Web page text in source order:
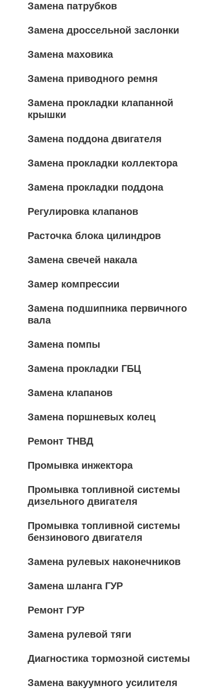
Замена патрубков
Замена дроссельной заслонки
Замена маховика
Замена приводного ремня
Замена прокладки клапанной
крышки
Замена поддона двигателя
Замена прокладки коллектора
Замена прокладки поддона
Регулировка клапанов
Расточка блока цилиндров
Замена свечей накала
Замер компрессии
Замена подшипника первичного
вала
Замена помпы
Замена прокладки ГБЦ
Замена клапанов
Замена поршневых колец
Ремонт ТНВД
Промывка инжектора
Промывка топливной системы
дизельного двигателя
Промывка топливной системы
бензинового двигателя
Замена рулевых наконечников
Замена шланга ГУР
Ремонт ГУР
Замена рулевой тяги
Диагностика тормозной системы
Замена вакуумного усилителя